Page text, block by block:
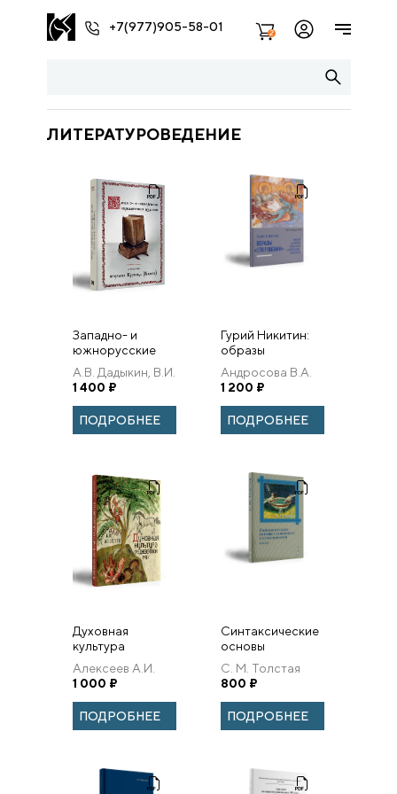
+7(977)905-58-01 2
ЛИТЕРАТУРОВЕДЕНИЕ
Западно- и
южнорусские
кириллические
издания в
собрании
игумена Кронида
(Карева)
А.В. Дадыкин, В.И.
Ерофеева.
1 400 ₽
ПОДРОБНЕЕ
Гурий Никитин:
образы
Откровения.
Фрески
Данилова
монастыря в
Переславле
Андросова В.А.
1 200 ₽
ПОДРОБНЕЕ
Духовная
культура
средневековой
Руси. А. И.
Алексеев.
Алексеев А.И.
1 000 ₽
ПОДРОБНЕЕ
Синтаксические
основы
славянского
словосложения.
Очерки
С. М. Толстая
800 ₽
ПОДРОБНЕЕ